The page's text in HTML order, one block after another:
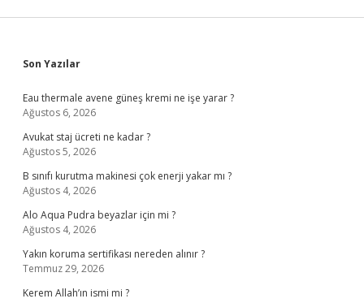
Sidebar
Son Yazılar
Eau thermale avene güneş kremi ne işe yarar ?
Ağustos 6, 2026
Avukat staj ücreti ne kadar ?
Ağustos 5, 2026
B sınıfı kurutma makinesi çok enerji yakar mı ?
Ağustos 4, 2026
Alo Aqua Pudra beyazlar için mi ?
Ağustos 4, 2026
Yakın koruma sertifikası nereden alınır ?
Temmuz 29, 2026
Kerem Allah’ın ismi mi ?